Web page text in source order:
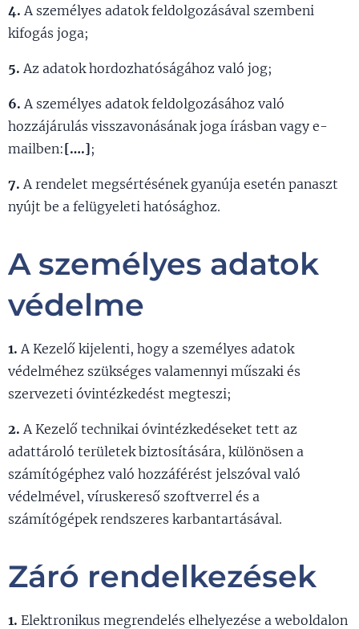
4.A személyes adatok feldolgozásával szembeni
kifogás joga;
5.Az adatok hordozhatóságához való jog;
6.A személyes adatok feldolgozásához való
hozzájárulás visszavonásának joga írásban vagy e-
mailben:[….];
7.A rendelet megsértésének gyanúja esetén panaszt
nyújt be a felügyeleti hatósághoz.
A személyes adatok
védelme
1.A Kezelő kijelenti, hogy a személyes adatok
védelméhez szükséges valamennyi műszaki és
szervezeti óvintézkedést megteszi;
2.A Kezelő technikai óvintézkedéseket tett az
adattároló területek biztosítására, különösen a
számítógéphez való hozzáférést jelszóval való
védelmével, víruskereső szoftverrel és a
számítógépek rendszeres karbantartásával.
Záró rendelkezések
1. Elektronikus megrendelés elhelyezése a weboldalon